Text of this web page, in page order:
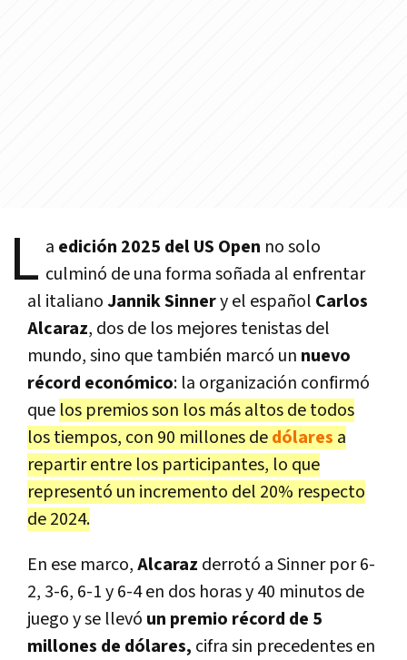
L a edición 2025 del US Open no solo
culminó de una forma soñada al enfrentar
al italianoJannik Sinnery el español Carlos
Alcaraz, dos de los mejores tenistas del
mundo, sino que también marcó un nuevo
récord económico: la organización confirmó
que los premios son los más altos de todos
los tiempos, con 90 millones dedólares a
repartir entre los participantes, lo que
representó un incremento del 20% respecto
de 2024.
En ese marco,Alcaraz derrotó a Sinner por 6-
2, 3-6, 6-1 y 6-4 en dos horas y 40 minutos de
juego y se llevó un premio récord de 5
millones de dólares, cifra sin precedentes en